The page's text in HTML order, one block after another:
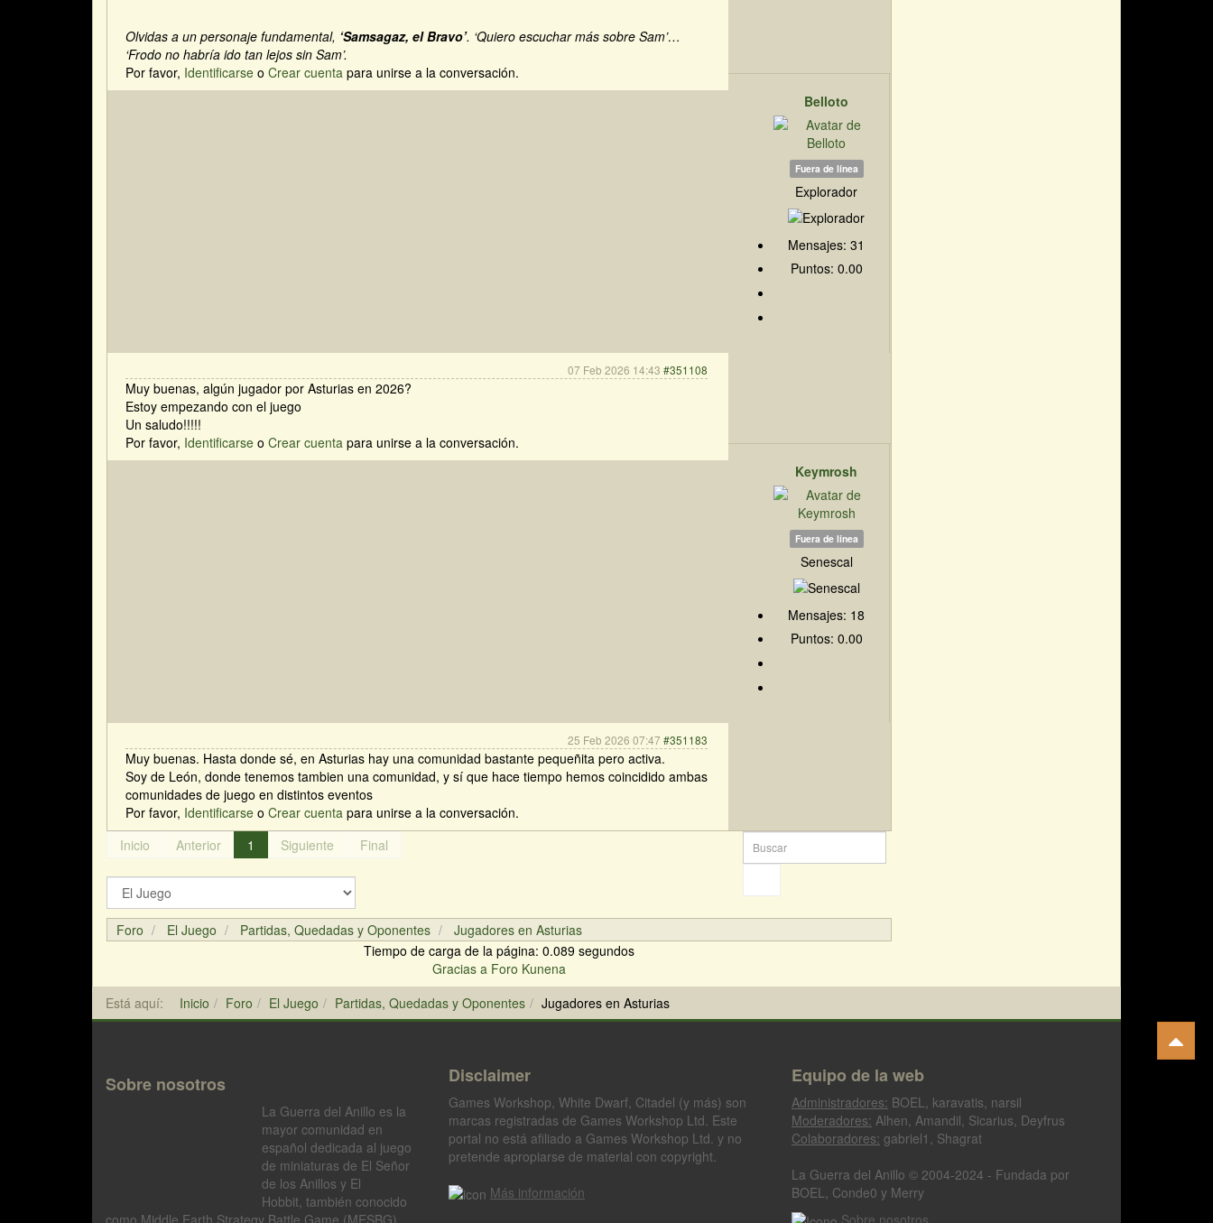
Olvidas a un personaje fundamental, ‘Samsagaz, el Bravo’. ‘Quiero escuchar más sobre Sam’…
‘Frodo no habría ido tan lejos sin Sam’.
Por favor, Identificarse o Crear cuenta para unirse a la conversación.
Belloto
Fuera de línea
Explorador
Mensajes: 31
Puntos: 0.00
07 Feb 2026 14:43 #351108
Muy buenas, algún jugador por Asturias en 2026?
Estoy empezando con el juego
Un saludo!!!!!
Por favor, Identificarse o Crear cuenta para unirse a la conversación.
Keymrosh
Fuera de línea
Senescal
Mensajes: 18
Puntos: 0.00
25 Feb 2026 07:47 #351183
Muy buenas. Hasta donde sé, en Asturias hay una comunidad bastante pequeñita pero activa.
Soy de León, donde tenemos tambien una comunidad, y sí que hace tiempo hemos coincidido ambas
comunidades de juego en distintos eventos
Por favor, Identificarse o Crear cuenta para unirse a la conversación.
Inicio
Anterior 1 Siguiente Final
Foro El Juego Partidas, Quedadas y Oponentes
Jugadores en Asturias
Tiempo de carga de la página: 0.089 segundos
Gracias a Foro Kunena
Está aquí: Inicio Foro El Juego Partidas, Quedadas y Oponentes Jugadores en Asturias
Sobre nosotros
La Guerra del Anillo es la
mayor comunidad en
español dedicada al juego
de miniaturas de El Señor
de los Anillos y El
Hobbit, también conocido
como Middle Earth Strategy Battle Game (MESBG).
Disclaimer
Games Workshop, White Dwarf, Citadel (y más) son
marcas registradas de Games Workshop Ltd. Este
portal no está afiliado a Games Workshop Ltd. y no
pretende apropiarse de material con copyright.
Más información
Equipo de la web
Administradores: BOEL, karavatis, narsil
Moderadores: Alhen, Amandil, Sicarius, Deyfrus
Colaboradores: gabriel1, Shagrat
La Guerra del Anillo © 2004-2024 - Fundada por
BOEL, Conde0 y Merry
Sobre nosotros